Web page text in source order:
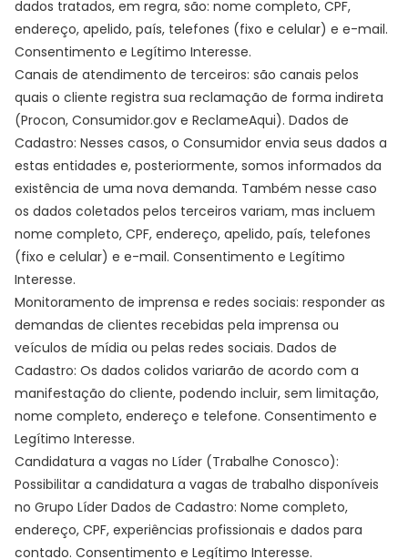
dados tratados, em regra, são: nome completo, CPF,
endereço, apelido, país, telefones (fixo e celular) e e-mail.
Consentimento e Legítimo Interesse.
Canais de atendimento de terceiros: são canais pelos
quais o cliente registra sua reclamação de forma indireta
(Procon, Consumidor.gov e ReclameAqui). Dados de
Cadastro: Nesses casos, o Consumidor envia seus dados a
estas entidades e, posteriormente, somos informados da
existência de uma nova demanda. Também nesse caso
os dados coletados pelos terceiros variam, mas incluem
nome completo, CPF, endereço, apelido, país, telefones
(fixo e celular) e e-mail. Consentimento e Legítimo
Interesse.
Monitoramento de imprensa e redes sociais: responder as
demandas de clientes recebidas pela imprensa ou
veículos de mídia ou pelas redes sociais. Dados de
Cadastro: Os dados colidos variarão de acordo com a
manifestação do cliente, podendo incluir, sem limitação,
nome completo, endereço e telefone. Consentimento e
Legítimo Interesse.
Candidatura a vagas no Líder (Trabalhe Conosco):
Possibilitar a candidatura a vagas de trabalho disponíveis
no Grupo Líder Dados de Cadastro: Nome completo,
endereço, CPF, experiências profissionais e dados para
contado. Consentimento e Legítimo Interesse.